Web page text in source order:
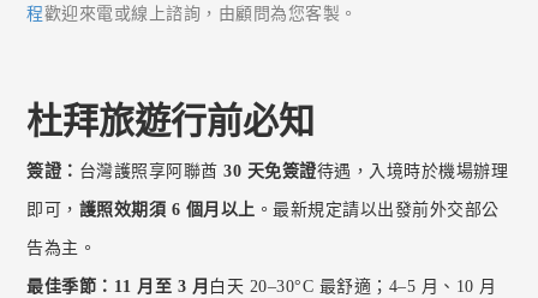
程歡迎來電或線上諮詢，由顧問為您客製。
杜拜旅遊行前必知
簽證： 台灣護照享阿聯酋30 天免簽證待遇，入境時於機場辦理
即可， 護照效期須 6 個月以上 。最新規定請以出發前外交部公
告為主。
最佳季節： 11 月至 3 月 白天 20–30°C 最舒適；4–5 月、10 月